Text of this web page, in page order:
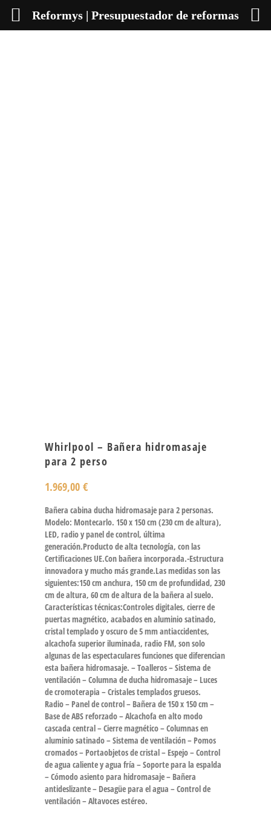
Whirlpool – Bañera hidromasaje
para 2 perso
1.969,00 €
Bañera cabina ducha hidromasaje para 2 personas.
Modelo: Montecarlo. 150 x 150 cm (230 cm de altura),
LED, radio y panel de control, última
generación.Producto de alta tecnología, con las
Certificaciones UE.Con bañera incorporada.-Estructura
innovadora y mucho más grande.Las medidas son las
siguientes:150 cm anchura, 150 cm de profundidad, 230
cm de altura, 60 cm de altura de la bañera al suelo.
Características técnicas:Controles digitales, cierre de
puertas magnético, acabados en aluminio satinado,
cristal templado y oscuro de 5 mm antiaccidentes,
alcachofa superior iluminada, radio FM, son solo
algunas de las espectaculares funciones que diferencian
esta bañera hidromasaje. – Toalleros – Sistema de
ventilación – Columna de ducha hidromasaje – Luces
de cromoterapia – Cristales templados gruesos.
Radio – Panel de control – Bañera de 150 x 150 cm –
Base de ABS reforzado – Alcachofa en alto modo
cascada central – Cierre magnético – Columnas en
aluminio satinado – Sistema de ventilación – Pomos
cromados – Portaobjetos de cristal – Espejo – Control
de agua caliente y agua fría – Soporte para la espalda
– Cómodo asiento para hidromasaje – Bañera
antideslizante – Desagüe para el agua – Control de
ventilación – Altavoces estéreo.
Reformys | Presupuestador de reformas